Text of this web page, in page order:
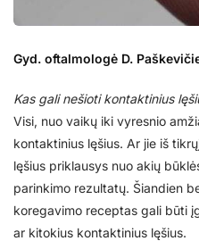
Gyd. oftalmologė D.
Kas gali nešioti kontaktinius
Visi, nuo vaikų iki vyresnio
kontaktinius lęšius. Ar jie iš
lęšius priklausys nuo akių
parinkimo rezultatų. Šiandien
koregavimo receptas gali būti
ar kitokius kontaktinius lęšius.